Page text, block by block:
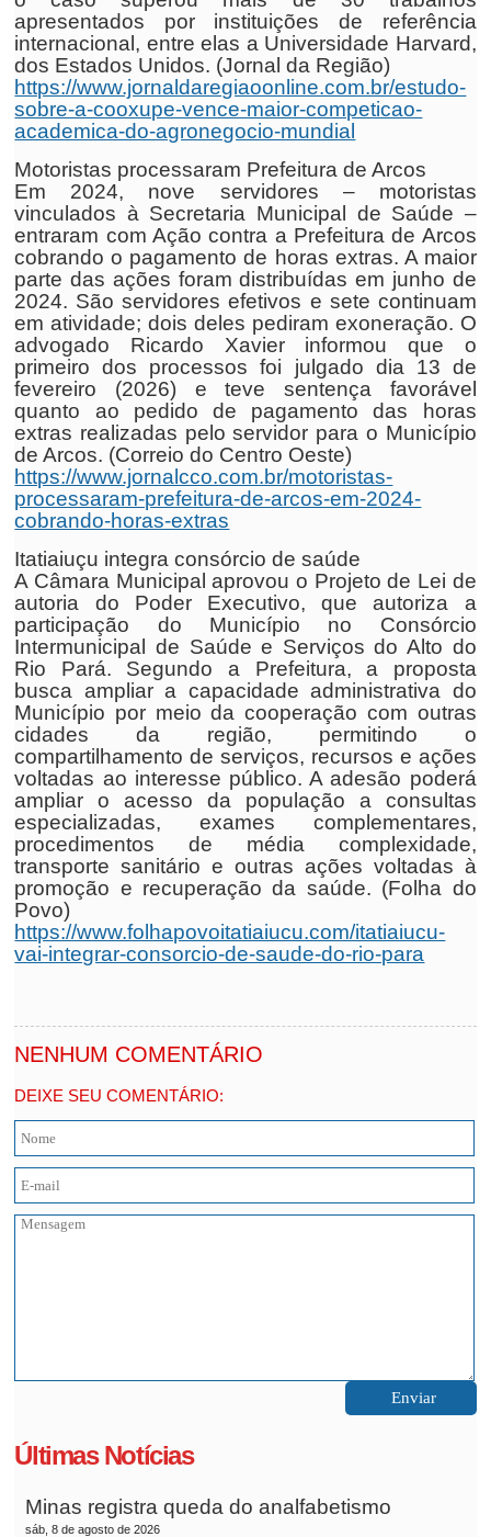
apresentados por instituições de referência
internacional, entre elas a Universidade Harvard,
dos Estados Unidos. (Jornal da Região)
https://www.jornaldaregiaoonline.com.br/estudo-
sobre-a-cooxupe-vence-maior-competicao-
academica-do-agronegocio-mundial
Motoristas processaram Prefeitura de Arcos
Em 2024, nove servidores – motoristas
vinculados à Secretaria Municipal de Saúde –
entraram com Ação contra a Prefeitura de Arcos
cobrando o pagamento de horas extras. A maior
parte das ações foram distribuídas em junho de
2024. São servidores efetivos e sete continuam
em atividade; dois deles pediram exoneração. O
advogado Ricardo Xavier informou que o
primeiro dos processos foi julgado dia 13 de
fevereiro (2026) e teve sentença favorável
quanto ao pedido de pagamento das horas
extras realizadas pelo servidor para o Município
de Arcos. (Correio do Centro Oeste)
https://www.jornalcco.com.br/motoristas-
processaram-prefeitura-de-arcos-em-2024-
cobrando-horas-extras
Itatiaiuçu integra consórcio de saúde
A Câmara Municipal aprovou o Projeto de Lei de
autoria do Poder Executivo, que autoriza a
participação do Município no Consórcio
Intermunicipal de Saúde e Serviços do Alto do
Rio Pará. Segundo a Prefeitura, a proposta
busca ampliar a capacidade administrativa do
Município por meio da cooperação com outras
cidades da região, permitindo o
compartilhamento de serviços, recursos e ações
voltadas ao interesse público. A adesão poderá
ampliar o acesso da população a consultas
especializadas, exames complementares,
procedimentos de média complexidade,
transporte sanitário e outras ações voltadas à
promoção e recuperação da saúde. (Folha do
Povo)
https://www.folhapovoitatiaiucu.com/itatiaiucu-
vai-integrar-consorcio-de-saude-do-rio-para
NENHUM COMENTÁRIO
DEIXE SEU COMENTÁRIO:
Últimas Notícias
Minas registra queda do analfabetismo
sáb, 8 de agosto de 2026